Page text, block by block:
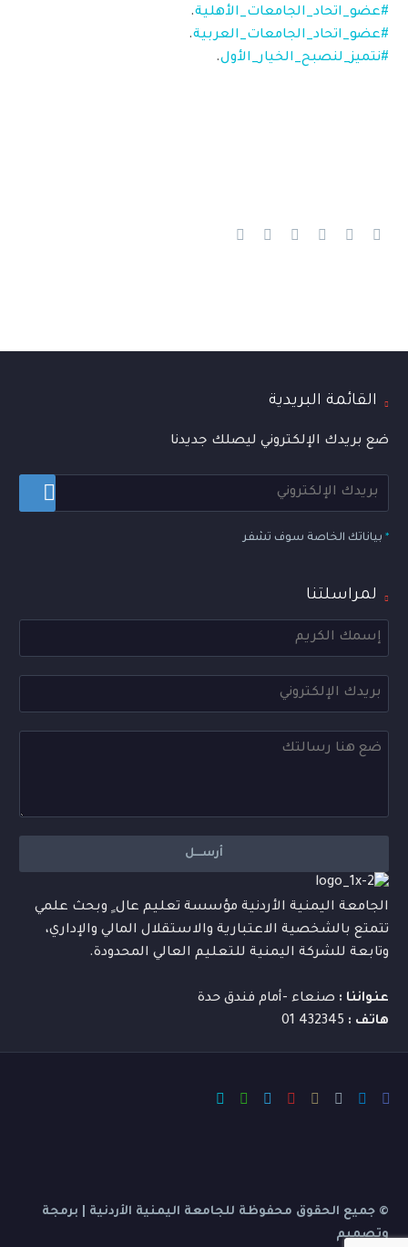
#عضو_اتحاد_الجامعات_الأهلية.
#عضو_اتحاد_الجامعات_العربية.
#نتميز_لنصبح_الخيار_الأول.
القائمة البريدية
ضع بريدك الإلكتروني ليصلك جديدنا
* بياناتك الخاصة سوف تشفر
لمراسلتنا
الجامعة اليمنية الأردنية مؤسسة تعليم عال ٍ وبحث علمي
تتمتع بالشخصية الاعتبارية والاستقلال المالي والإداري،
وتابعة للشركة اليمنية للتعليم العالي المحدودة.
عنواننا : صنعاء -أمام فندق حدة
هاتف :
© جميع الحقوق محفوظة للجامعة اليمنية الأردنية | برمجة
وتصميم